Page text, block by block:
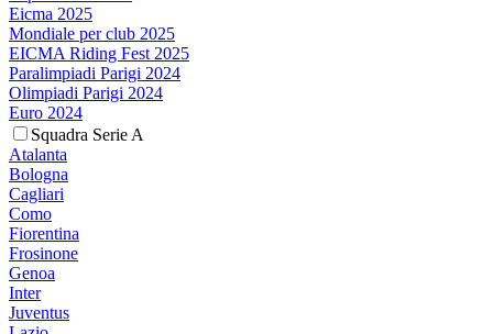
Eicma 2025
Mondiale per club 2025
EICMA Riding Fest 2025
Paralimpiadi Parigi 2024
Olimpiadi Parigi 2024
Euro 2024
Squadra Serie A
Atalanta
Bologna
Cagliari
Como
Fiorentina
Frosinone
Genoa
Inter
Juventus